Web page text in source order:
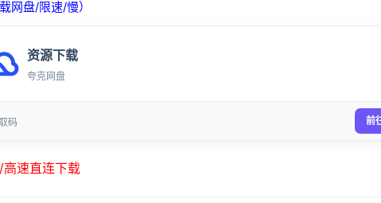
网盘/限速/慢）
资源下载
夸克网盘
码 前
速直连下载